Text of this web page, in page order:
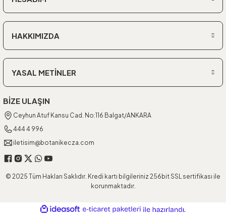
HAKKIMIZDA
YASAL METİNLER
BİZE ULAŞIN
Ceyhun Atuf Kansu Cad. No:116 Balgat/ANKARA
444 4 996
iletisim@botanikecza.com
© 2025 Tüm Hakları Saklıdır. Kredi kartı bilgileriniz 256bit SSL sertifikası ile
korunmaktadır.
ideasoft
e-